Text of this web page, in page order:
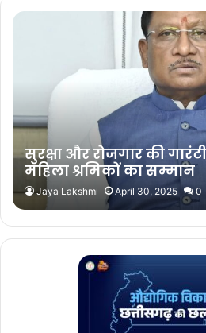
सुरक्षा और रोजगार की
महिला श्रमिकों का सम्मान
Jaya Lakshmi April 30, 2025 0